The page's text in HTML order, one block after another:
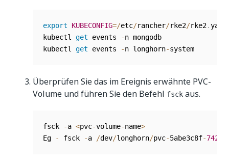
export KUBECONFIG=/etc/rancher/rke2/rke2.
kubectl get events -n mongodb
kubectl get events -n longhorn-system
Überprüfen Sie das im Ereignis erwähnte PVC-
Volume und führen Sie den Befehl fsck aus.
fsck -a <pvc-volume-name>
Eg
- fsck -a /dev/longhorn/pvc-5abe3c8f-7422